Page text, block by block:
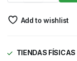
Add to wishlist
TIENDAS FÍSICAS